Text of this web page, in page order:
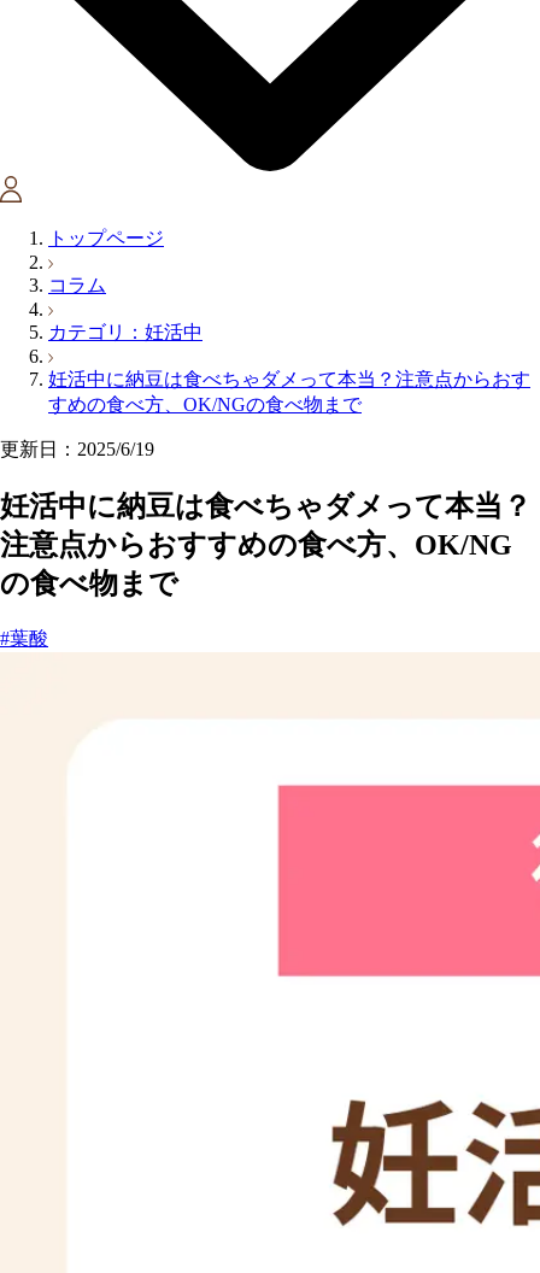
トップページ
コラム
カテゴリ：妊活中
妊活中に納豆は食べちゃダメって本当？注意点からおす
すめの食べ方、OK/NGの食べ物まで
更新日：2025/6/19
妊活中に納豆は食べちゃダメって本当？
注意点からおすすめの食べ方、OK/NG
の食べ物まで
#葉酸